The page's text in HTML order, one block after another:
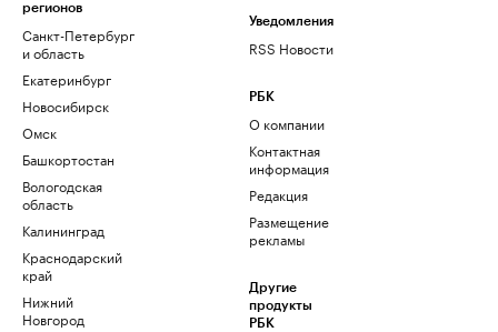
регионов
Санкт-Петербург
и область
Екатеринбург
Новосибирск
Омск
Башкортостан
Вологодская
область
Калининград
Краснодарский
край
Нижний
Новгород
Уведомления
RSS Новости
РБК
О компании
Контактная
информация
Редакция
Размещение
рекламы
Другие
продукты
РБК